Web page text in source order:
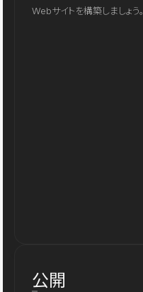
Webサイトを構築しましょう。
公開